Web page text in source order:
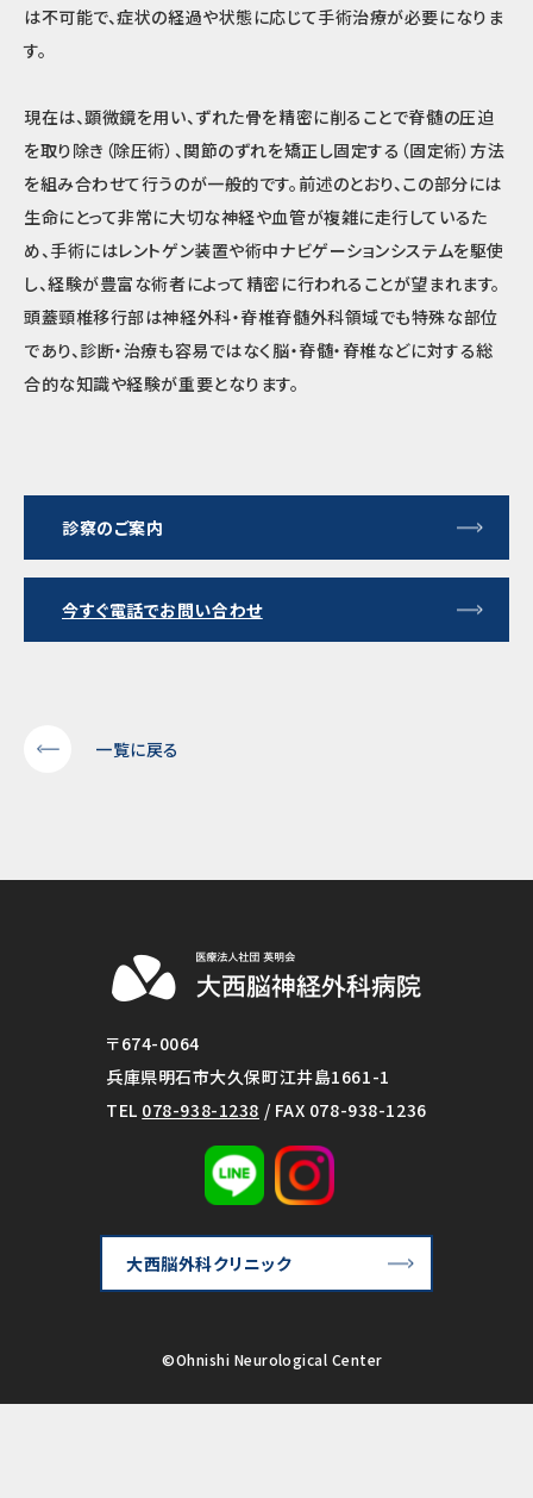
は不可能で、症状の経過や状態に応じて手術治療が必要になりま
す。
現在は、顕微鏡を用い、ずれた骨を精密に削ることで脊髄の圧迫
を取り除き（除圧術）、関節のずれを矯正し固定する（固定術）方法
を組み合わせて行うのが一般的です。前述のとおり、この部分には
生命にとって非常に大切な神経や血管が複雑に走行しているた
め、手術にはレントゲン装置や術中ナビゲーションシステムを駆使
し、経験が豊富な術者によって精密に行われることが望まれます。
頭蓋頸椎移行部は神経外科・脊椎脊髄外科領域でも特殊な部位
であり、診断・治療も容易ではなく脳・脊髄・脊椎などに対する総
合的な知識や経験が重要となります。
診察のご案内
今すぐ電話でお問い合わせ
一覧に戻る
〒674-0064
兵庫県明石市大久保町江井島1661-1
TEL 078-938-1238 / FAX 078-938-1236
大西脳外科クリニック
©Ohnishi Neurological Center